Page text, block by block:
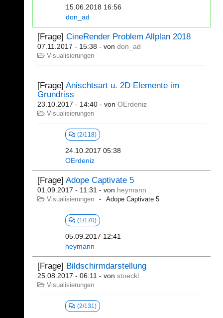
15.06.2018 16:56
don_ad
[Frage] CineRender Problem Allplan 2018
07.11.2017 - 15:38 - von don_ad
Visualisierungen
[Frage] Anischtsart u. 2D Elemente im
Grundriss
23.10.2017 - 14:40 - von OErdeniz
Visualisierungen
(2/118)
24.10.2017 05:38
OErdeniz
[Frage] Adope Captivate 5
01.09.2017 - 11:31 - von heymann
Visualisierungen Adope Captivate 5
(1/170)
05.09.2017 12:41
heymann
[Frage] Bildschirmdarstellung
25.08.2017 - 06:11 - von stoeckl
Visualisierungen
(2/131)